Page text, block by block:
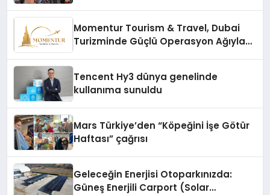
Momentur Tourism & Travel, Dubai
Turizminde Güçlü Operasyon Ağıyla
Tencent Hy3 dünya genelinde
kullanıma sunuldu
Mars Türkiye’den “Köpeğini İşe Götür
Haftası” çağrısı
Geleceğin Enerjisi Otoparkınızda:
Güneş Enerjili Carport (Solar